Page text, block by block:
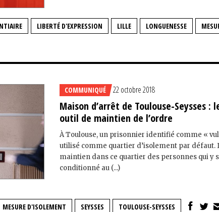
LIBERTÉ D'EXPRESSION LILLE LONGUENESSE
COMMUNIQUÉ 22 octobre 2018
Maison d’arrêt de Toulouse-Seysses
outil de maintien de l’ordre
À Toulouse, un prisonnier identifié comme «
utilisé comme quartier d’isolement par défaut.
maintien dans ce quartier des personnes qui y
conditionné au (...)
MESURE D'ISOLEMENT SEYSSES TOULOUSE-SEYSSES